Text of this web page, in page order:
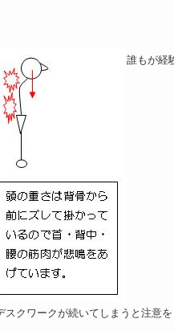
誰もが経
スクワークが続いてしまうと注意